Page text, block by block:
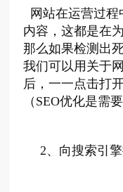
网站在运营过
内容，这都是在
那么如果检测出
我们可以用关于
后，一一点击打
（SEO优化是需
2、 向搜索引